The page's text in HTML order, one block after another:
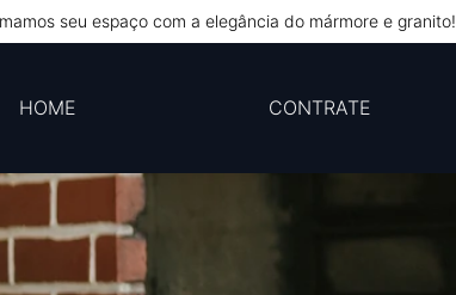
seu espaço com a elegância do mármore e granito!
HOME CONTRATE